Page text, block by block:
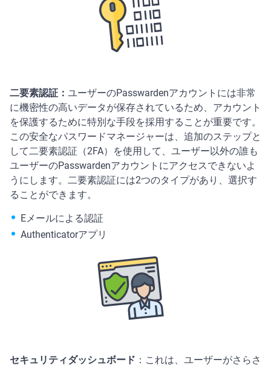
二要素認証： ユーザーのPasswardenアカウントには非常
に機密性の高いデータが保存されているため、アカウント
を保護するために特別な手段を採用することが重要です。
この安全なパスワードマネージャーは、追加のステップと
して二要素認証（2FA）を使用して、ユーザー以外の誰も
ユーザーのPasswardenアカウントにアクセスできないよ
うにします。二要素認証には2つのタイプがあり、選択す
ることができます。
Eメールによる認証
Authenticatorアプリ
セキュリティダッシュボード ：これは、ユーザーがさらさ